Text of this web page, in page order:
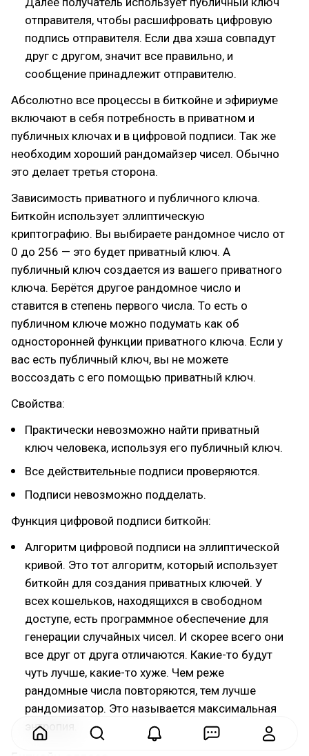
отправителя, чтобы расшифровать цифровую
подпись отправителя. Если два хэша совпадут
друг с другом, значит все правильно, и
сообщение принадлежит отправителю.
Абсолютно все процессы в биткойне и эфириуме
включают в себя потребность в приватном и
публичных ключах и в цифровой подписи. Так же
необходим хороший рандомайзер чисел. Обычно
это делает третья сторона.
Зависимость приватного и публичного ключа.
Биткойн использует эллиптическую
криптографию. Вы выбираете рандомное число от
0 до 256 — это будет приватный ключ. А
публичный ключ создается из вашего приватного
ключа. Берётся другое рандомное число и
ставится в степень первого числа. То есть о
публичном ключе можно подумать как об
односторонней функции приватного ключа. Если у
вас есть публичный ключ, вы не можете
воссоздать с его помощью приватный ключ.
Свойства:
Практически невозможно найти приватный
ключ человека, используя его публичный ключ.
Все действительные подписи проверяются.
Подписи невозможно подделать.
Функция цифровой подписи биткойн:
Алгоритм цифровой подписи на эллиптической
кривой. Это тот алгоритм, который использует
биткойн для создания приватных ключей. У
всех кошельков, находящихся в свободном
доступе, есть программное обеспечение для
генерации случайных чисел. И скорее всего они
все друг от друга отличаются. Какие-то будут
чуть лучше, какие-то хуже. Чем реже
рандомные числа повторяются, тем лучше
рандомизатор. Это называется максимальная
энтропия.